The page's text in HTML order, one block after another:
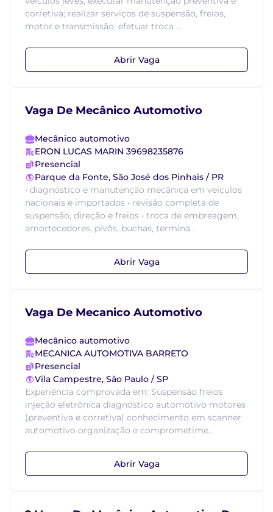
corretiva; realizar serviços de suspensão, freios,
motor e transmissão; efetuar troca ...
Abrir Vaga
Vaga De Mecânico Automotivo
Mecânico automotivo
ERON LUCAS MARIN 39698235876
Presencial
Parque da Fonte, São José dos Pinhais / PR
• diagnóstico e manutenção mecânica em veículos
nacionais e importados • revisão completa de
suspensão, direção e freios • troca de embreagem,
amortecedores, pivôs, buchas, termina...
Abrir Vaga
Vaga De Mecanico Automotivo
Mecânico automotivo
MECANICA AUTOMOTIVA BARRETO
Presencial
Vila Campestre, São Paulo / SP
Experiência comprovada em: Suspensão freios
injeção eletrônica diagnóstico automotivo motores
(preventiva e corretiva) conhecimento em scanner
automotivo organização e comprometime...
Abrir Vaga